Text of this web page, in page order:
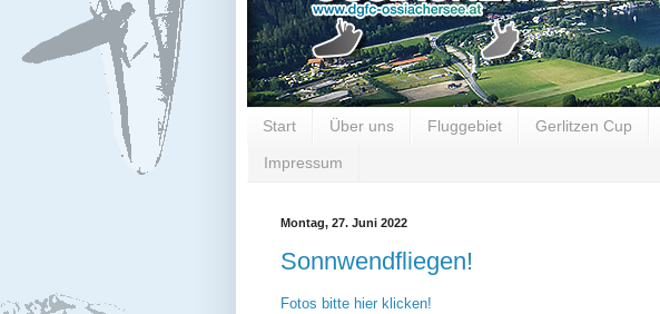
Start Über uns Fluggebiet Gerlitzen Cup
Impressum
Montag, 27. Juni 2022
Sonnwendfliegen!
Fotos bitte hier klicken!